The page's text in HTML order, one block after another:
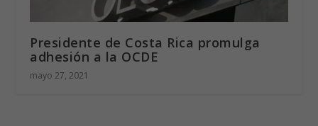
Presidente de Costa Rica promulga
adhesión a la OCDE
mayo 27, 2021